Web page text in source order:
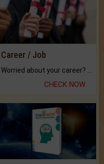
Career / Job
CHECK NOW